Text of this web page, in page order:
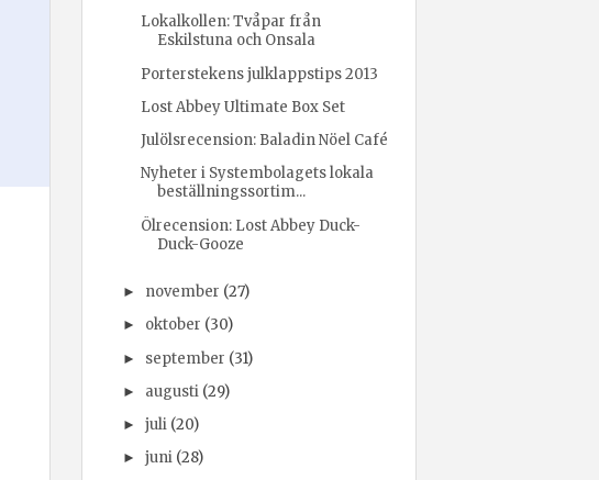
Lokalkollen: Tvåpar från
Eskilstuna och Onsala
Porterstekens julklappstips 2013
Lost Abbey Ultimate Box Set
Julölsrecension: Baladin Nöel Café
Nyheter i Systembolagets lokala
beställningssortim...
Ölrecension: Lost Abbey Duck-
Duck-Gooze
► november (27)
► oktober (30)
► september (31)
► augusti (29)
► juli (20)
► juni (28)